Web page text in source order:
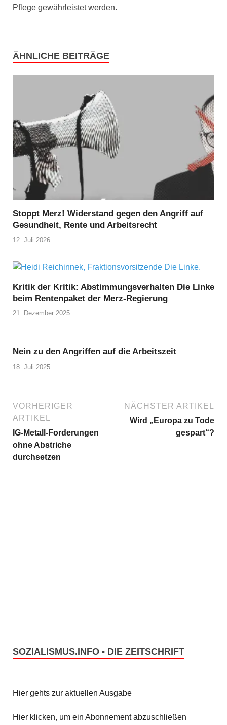
Pflege gewährleistet werden.
ÄHNLICHE BEITRÄGE
Stoppt Merz! Widerstand gegen den Angriff auf
Gesundheit, Rente und Arbeitsrecht
12. Juli 2026
Kritik der Kritik: Abstimmungsverhalten Die Linke
beim Rentenpaket der Merz-Regierung
21. Dezember 2025
Nein zu den Angriffen auf die Arbeitszeit
18. Juli 2025
VORHERIGER
ARTIKEL
IG-Metall-Forderungen
ohne Abstriche
durchsetzen
NÄCHSTER ARTIKEL
Wird „Europa zu Tode
gespart“?
SOZIALISMUS.INFO - DIE ZEITSCHRIFT
Hier gehts zur aktuellen Ausgabe
Hier klicken, um ein Abonnement abzuschließen